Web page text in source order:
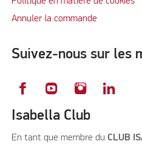
Annuler la commande
Suivez-nous sur les
Isabella Club
En tant que membre du CLUB